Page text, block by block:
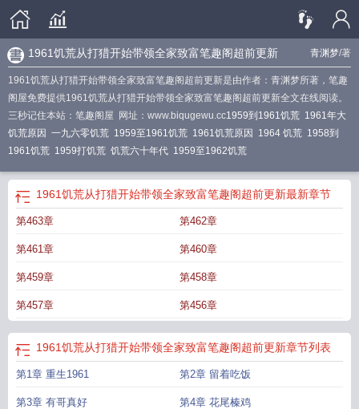
青渊梦/著
1961饥荒从打猎开始带领全家致富笔趣阁超前更新
1961饥荒从打猎开始带领全家致富笔趣阁超前更新是由作者：青渊梦所著，笔趣
阁屋免费提供1961饥荒从打猎开始带领全家致富笔趣阁超前更新全文在线阅读。
三秒记住本站：笔趣阁屋 网址：www.biqugewu.cc1959到1961饥荒 1961年大
饥荒原因 一九六零饥荒 1959至1961饥荒 1961饥荒原因 1964 饥荒 1958到
1961饥荒 1959打饥荒 饥荒六十年代 1959至1962饥荒
1961饥荒从打猎开始带领全家致富笔趣阁超前更新最新章节
第463章 第462章
第461章 第460章
第459章 第458章
第457章 第456章
1961饥荒从打猎开始带领全家致富笔趣阁超前更新章节列表
第1章 重生1961 第2章 留着吃饭
第3章 有哥真好 第4章 花尾榛鸡